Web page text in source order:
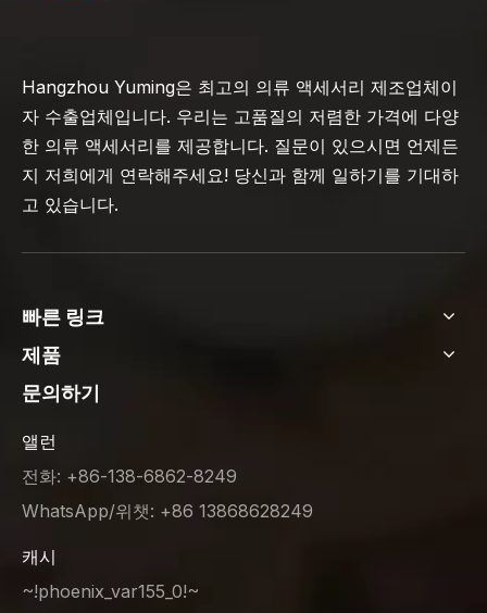
Hangzhou Yuming은 최고의 의류 액세서리 제조업체이
자 수출업체입니다. 우리는 고품질의 저렴한 가격에 다양
한 의류 액세서리를 제공합니다. 질문이 있으시면 언제든
지 저희에게 연락해주세요! 당신과 함께 일하기를 기대하
고 있습니다.
빠른 링크
제품
문의하기
앨런
전화: +86-138-6862-8249
WhatsApp/위챗: +86 13868628249
캐시
~!phoenix_var155_0!~